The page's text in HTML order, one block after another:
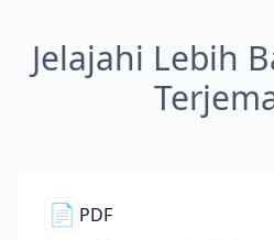
Jelajahi Lebih
📄 PDF